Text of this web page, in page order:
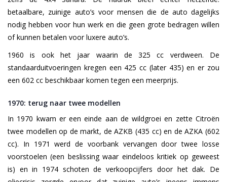
betaalbare, zuinige auto’s voor mensen die de auto dagelijks
nodig hebben voor hun werk en die geen grote bedragen willen
of kunnen betalen voor luxere auto’s.
1960 is ook het jaar waarin de 325 cc verdween. De
standaarduitvoeringen kregen een 425 cc (later 435) en er zou
een 602 cc beschikbaar komen tegen een meerprijs.
1970: terug naar twee modellen
In 1970 kwam er een einde aan de wildgroei en zette Citroën
twee modellen op de markt, de AZKB (435 cc) en de AZKA (602
cc). In 1971 werd de voorbank vervangen door twee losse
voorstoelen (een beslissing waar eindeloos kritiek op geweest
is) en in 1974 schoten de verkoopcijfers door het dak. De